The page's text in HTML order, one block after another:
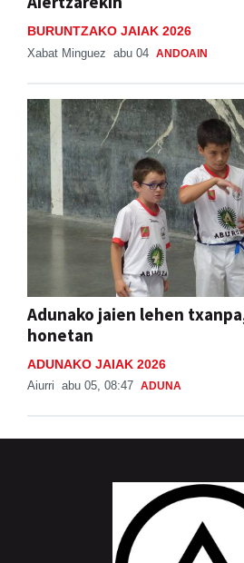
BURUNTZAKO JAIAK 2026
Xabat Minguez abu 04 ANDOAIN
Adunako jaien lehen
honetan
ADUNAKO JAIAK 2026
Aiurri abu 05, 08:47 ADUNA